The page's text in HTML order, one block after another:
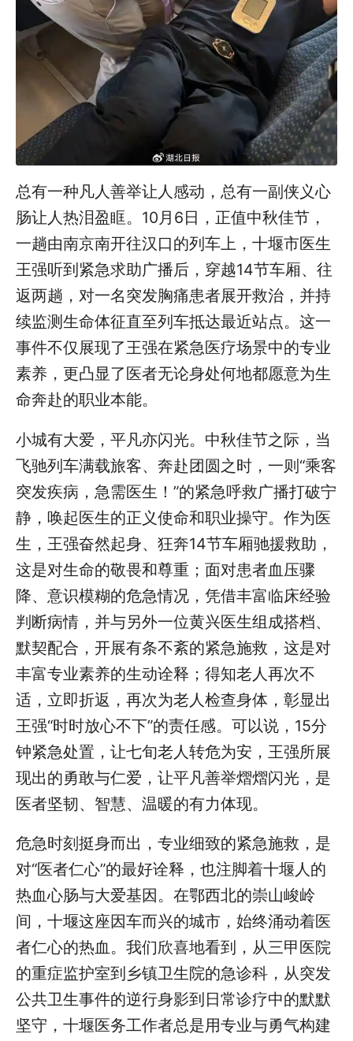
总有一种凡人善举让人感动，总有一副侠义心
肠让人热泪盈眶。10月6日，正值中秋佳节，
一趟由南京南开往汉口的列车上，十堰市医生
王强听到紧急求助广播后， 穿越14节车厢、往
返两趟，对一名突发胸痛患者展开救治，并持
续监测生命体征直至列车抵达最近站点。这一
事件不仅展现了王强在紧急医疗场景中的专业
素养，更凸显了医者无论身处何地都愿意为生
命奔赴的职业本能。
小城有大爱，平凡亦闪光。中秋佳节之际，当
飞驰列车满载旅客、奔赴团圆之时，一则“乘客
突发疾病，急需医生！”的紧急呼救广播打破宁
静，唤起医生的正义使命和职业操守。作为医
生，王强奋然起身、狂奔14节车厢驰援救助，
这是对生命的敬畏和尊重；面对患者血压骤
降、意识模糊的危急情况，凭借丰富临床经验
判断病情，并与另外一位黄兴医生组成搭档、
默契配合，开展有条不紊的紧急施救，这是对
丰富专业素养的生动诠释；得知老人再次不
适，立即折返，再次为老人检查身体，彰显出
王强“时时放心不下”的责任感。可以说，15分
钟紧急处置，让七旬老人转危为安，王强所展
现出的勇敢与仁爱，让平凡善举熠熠闪光，是
医者坚韧、智慧、温暖的有力体现。
危急时刻挺身而出，专业细致的紧急施救，是
对“医者仁心”的最好诠释，也注脚着十堰人的
热血心肠与大爱基因。在鄂西北的崇山峻岭
间，十堰这座因车而兴的城市，始终涌动着医
者仁心的热血。我们欣喜地看到，从三甲医院
的重症监护室到乡镇卫生院的急诊科，从突发
公共卫生事件的逆行身影到日常诊疗中的默默
坚守，十堰医务工作者总是用专业与勇气构建